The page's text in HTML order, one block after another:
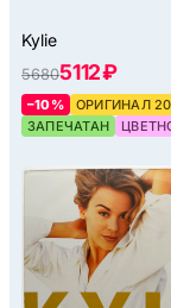
Kylie
56805112 ₽
–10%
ОРИГИНАЛ
ЗАПЕЧАТАН